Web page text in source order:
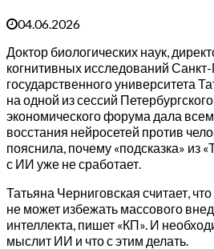
04.06.2026
Доктор биологических наук,
когнитивных исследований Санкт-
государственного университета
на одной из сессий
экономического форума дала всем
восстания нейросетей против
пояснила, почему «подсказка» из
с ИИ уже не сработает.
Татьяна Черниговская считает,
не может избежать массового
интеллекта, пишет «КП». И
мыслит ИИ и что с этим делать.